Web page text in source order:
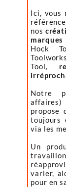
Ici, vous
nos
marques
Hock
Tool,
Notre
affaires)
propose
toujours
via les
Un
varier,
pour en